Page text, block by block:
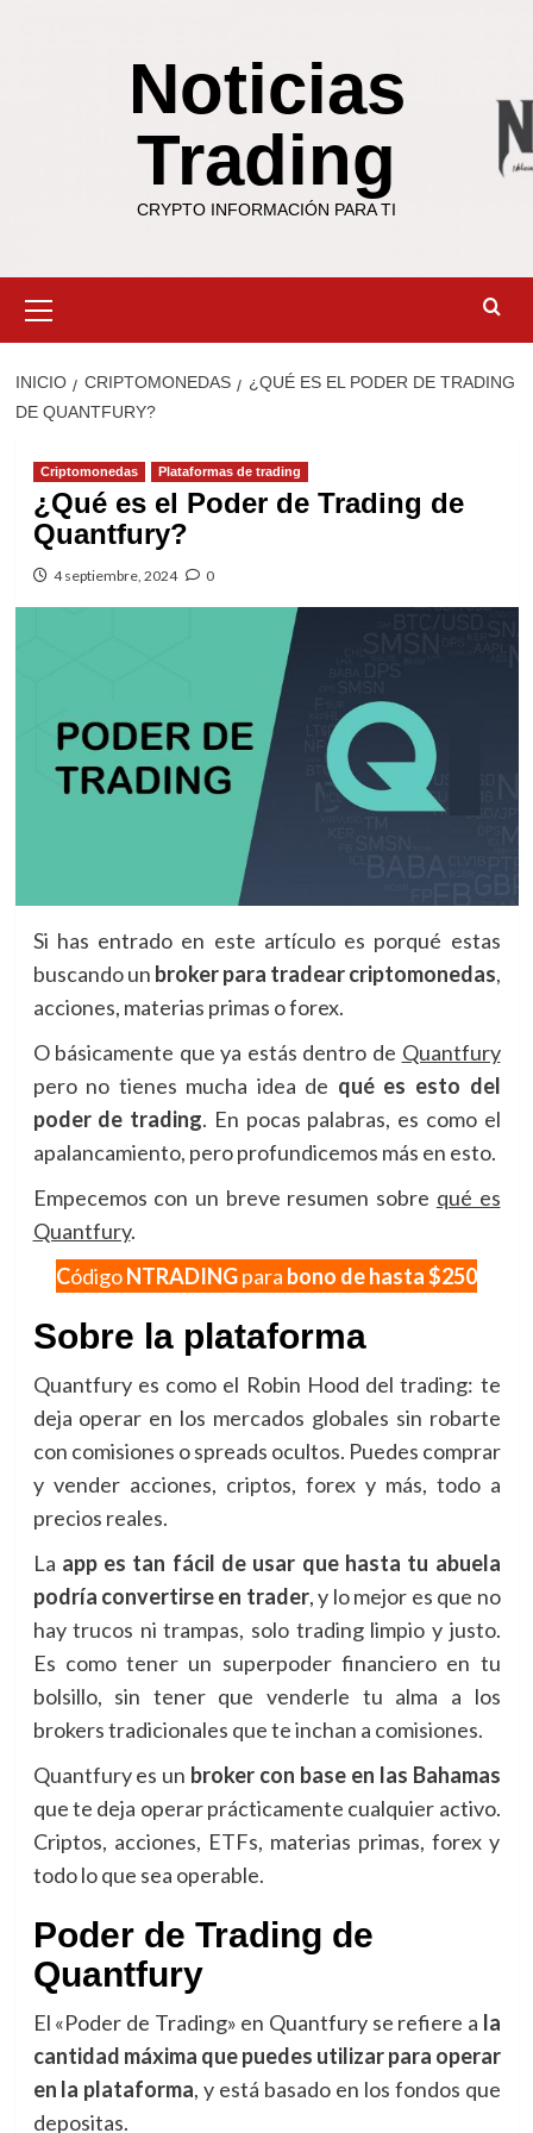
Noticias
Trading
CRYPTO INFORMACIÓN PARA TI
primario
INICIO CRIPTOMONEDAS
¿QUÉ ES EL PODER DE TRADING
DE QUANTFURY?
Criptomonedas Plataformas de trading
¿Qué es el Poder de Trading de
Quantfury?
4 septiembre, 2024 0
Si has entrado en este artículo es porqué estas
buscando un broker para tradear criptomonedas,
acciones, materias primas o forex.
O básicamente que ya estás dentro de Quantfury
pero no tienes mucha idea de qué es esto del
poder de trading. En pocas palabras, es como el
apalancamiento, pero profundicemos más en esto.
Empecemos con un breve resumen sobre qué es
Quantfury.
CódigoNTRADINGpara bono de hasta $250
Sobre la plataforma
Quantfury es como el Robin Hood del trading: te
deja operar en los mercados globales sin robarte
con comisiones o spreads ocultos. Puedes comprar
y vender acciones, criptos, forex y más, todo a
precios reales.
La app es tan fácil de usar que hasta tu abuela
podría convertirse en trader, y lo mejor es que no
hay trucos ni trampas, solo trading limpio y justo.
Es como tener un superpoder financiero en tu
bolsillo, sin tener que venderle tu alma a los
brokers tradicionales que te inchan a comisiones.
Quantfury es un broker con base en las Bahamas
que te deja operar prácticamente cualquier activo.
Criptos, acciones, ETFs, materias primas, forex y
todo lo que sea operable.
Poder de Trading de
Quantfury
El «Poder de Trading» en Quantfury se refiere a la
cantidad máxima que puedes utilizar para operar
en la plataforma, y está basado en los fondos que
depositas.